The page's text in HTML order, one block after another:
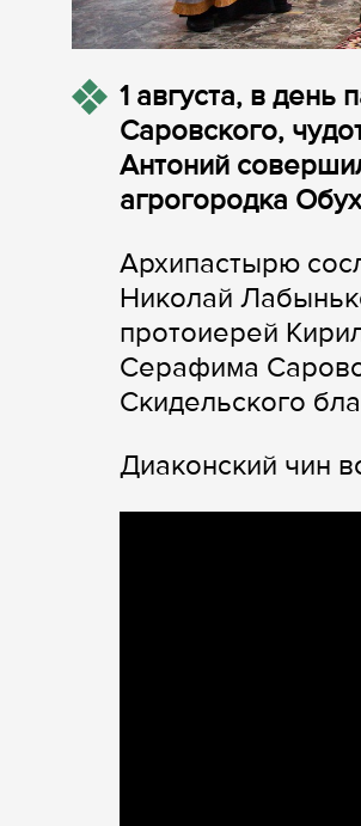
1 августа, в
Саровского,
Антоний
агрогородка
Архипастырю
Николай
протоиерей
Серафима
Скидельского
Диаконский чин